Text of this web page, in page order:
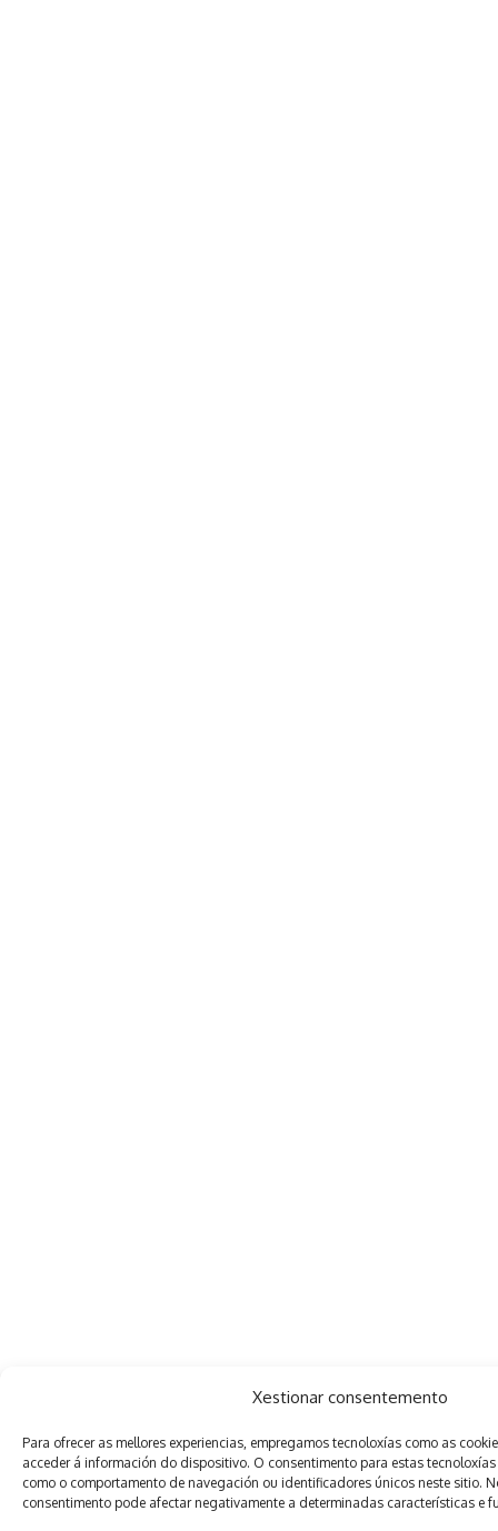
Xestionar consentemento
Para ofrecer as mellores experiencias, empregamos tecnoloxías como as
acceder á información do dispositivo. O consentimento para estas
como o comportamento de navegación ou identificadores únicos neste sitio.
consentimento pode afectar negativamente a determinadas características e